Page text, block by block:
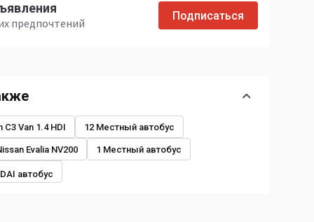
предпочтений
Подписаться
C3 Van 1.4 HDI 12 Местный автобус
Evalia NV200 1 Местный автобус
автобус